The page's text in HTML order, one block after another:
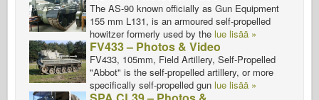
The AS-90 known officially as Gun Equipment
155 mm L131, is an armoured self-propelled
howitzer formerly used by the lue lisää »
FV433 – Photos & Video
FV433, 105mm, Field Artillery, Self-Propelled
"Abbot" is the self-propelled artillery, or more
specifically self-propelled gun lue lisää »